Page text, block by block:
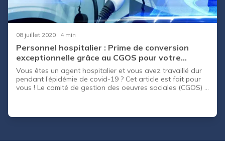
08 juillet 2020 · 4 min
Personnel hospitalier : Prime de conversion
exceptionnelle grâce au CGOS pour votre
nouvelle auto
Vous êtes un agent hospitalier et vous avez travaillé dur
pendant l’épidémie de covid-19 ? Cet article est fait pour
vous ! Le comité de gestion des oeuvres sociales (CGOS) a